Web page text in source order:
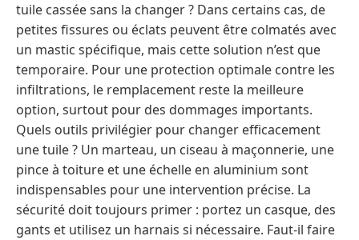
tuile cassée sans la changer ? Dans certains cas, de
petites fissures ou éclats peuvent être colmatés avec
un mastic spécifique, mais cette solution n’est que
temporaire. Pour une protection optimale contre les
infiltrations, le remplacement reste la meilleure
option, surtout pour des dommages importants.
Quels outils privilégier pour changer efficacement
une tuile ? Un marteau, un ciseau à maçonnerie, une
pince à toiture et une échelle en aluminium sont
indispensables pour une intervention précise. La
sécurité doit toujours primer : portez un casque, des
gants et utilisez un harnais si nécessaire. Faut-il faire